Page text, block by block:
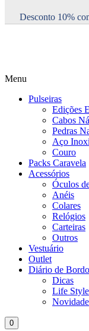
Desconto 10%
Menu
Pulseiras
Edições
Cabos
Pedras
Aço
Couro
Packs Caravela
Acessórios
Óculos
Anéis
Colares
Relógios
Carteiras
Outros
Vestuário
Outlet
Diário de Bordo
Dicas
Life Style
0